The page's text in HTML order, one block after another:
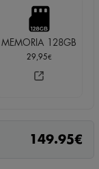
MEMORIA 128GB
29,95€
149.95€